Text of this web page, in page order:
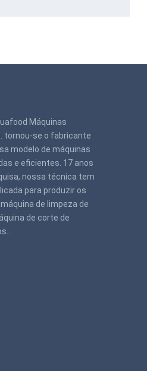
Máquinas
tornou-se o fabricante
modelo de máquinas
e eficientes. 17 anos
nossa técnica tem
para produzir os
de limpeza de
de corte de